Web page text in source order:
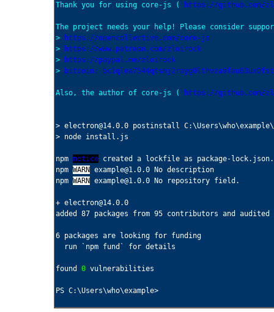
Thank you for using core-js ( https://github.com/
The project needs your help! Please consider
>
https://opencollective.com/core-js
>
https://www.patreon.com/zloirock
>
https://paypal.me/zloirock
>
bitcoin:
Also, the author of core-js ( https://github.com/
> electron@14.0.0 postinstall
> node install.js
npm notice
npm WARN
npm WARN example@1.0.0 No repository field.
+ electron@14.0.0
added 87 packages from 95 contributors and audited
6 packages are looking for funding
  run `npm fund` for details
found 0 vulnerabilities
PS C:\Users\who\example>